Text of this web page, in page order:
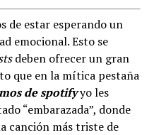
de estar esperando un
emocional. Esto se
deben ofrecer un gran
que en la mítica pestaña
de spotifyyo les
“embarazada”, donde
canción más triste de